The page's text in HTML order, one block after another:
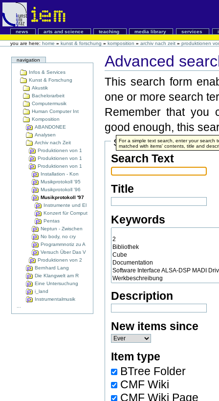
news arts and science teaching media library services
you are here: home » kunst & forschung » komposition » archiv nach zeit » produktionen
navigation
Infos & Services
Kunst & Forschung
Akustik
Bachelorarbeit
Computermusik
Human Computer Int
Komposition
ABANDONEE
Analysen
Archiv nach Zeit
Produktionen von 1
Produktionen von 1
Produktionen von 1
Installation - Kon
Musikprotokoll '95
Musikprotokoll '96
Musikprotokoll '97
Instrumente und El
Konzert für Comput
Pentas
Neptun - Zwischen
No body, no cry
Programmnotiz zu A
Versuch Über Das V
Produktionen von 2
Bernhard Lang
Die Klangwelt am R
Eine Untersuchung
i_land
Instrumentalmusik
Advanced
This search form
one or more search
Remember that you
good enough, this
Search Terms
Search Text
For a simple text search, enter your search
matched with items' contents, title and
Title
Keywords
Description
New items since
Item type
BTree Folder
CMF Wiki
CMF Wiki Page